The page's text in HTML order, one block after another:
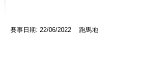
賽事日期: 22/06/2022 跑馬地